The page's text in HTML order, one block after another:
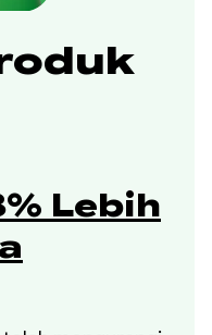
Lebih